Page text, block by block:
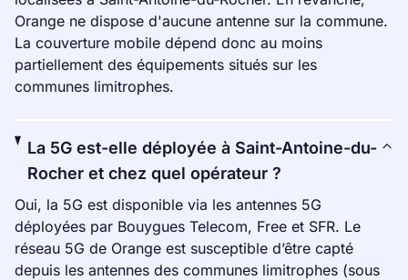
Orange ne dispose d'aucune antenne sur la commune.
La couverture mobile dépend donc au moins
partiellement des équipements situés sur les
communes limitrophes.
La 5G est-elle déployée à Saint-Antoine-du-
Rocher et chez quel opérateur ?
Oui, la 5G est disponible via les antennes 5G
déployées par Bouygues Telecom, Free et SFR. Le
réseau 5G de Orange est susceptible d’être capté
depuis les antennes des communes limitrophes (sous